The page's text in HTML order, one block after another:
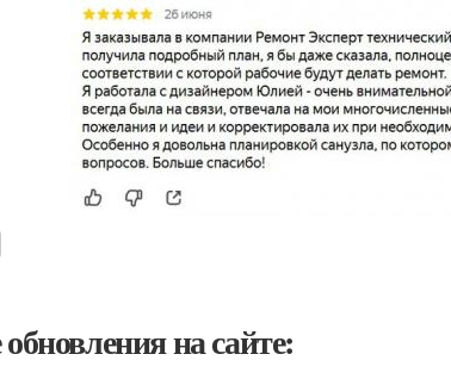
на сайте: